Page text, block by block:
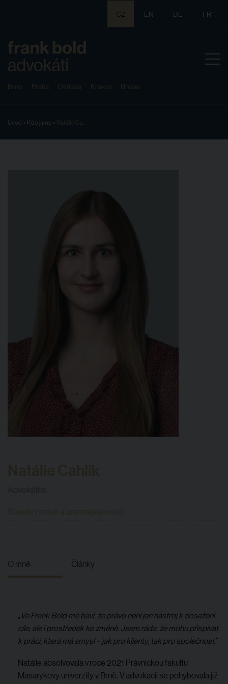
CZ EN DE FR
Brno Praha Ostrava Krakov Brusel
Úvod > Kdo jsme > Natálie Ca...
O mně Články
„Ve Frank Bold mě baví, že právo není jen nástroj k dosažení
cíle, ale i prostředek ke změně. Jsem ráda, že mohu přispívat
k práci, která má smysl – jak pro klienty, tak pro společnost.“
Natálie absolvovala v roce 2021 Právnickou fakultu
Masarykovy univerzity v Brně. V advokacii se pohybovala již